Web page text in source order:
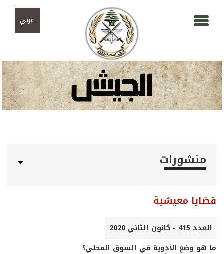
عربي
منشورات
قضايا معيشية
العدد 415 - كانون الثاني 2020
ما هو وضع الأدوية في السوق المحلي؟